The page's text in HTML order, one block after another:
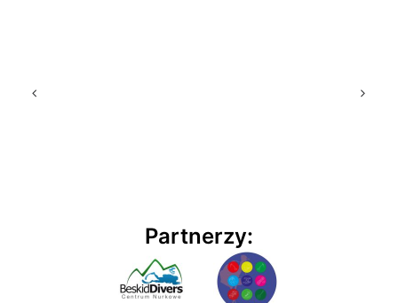
Partnerzy: